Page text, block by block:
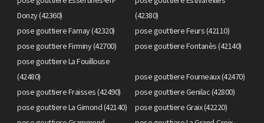
Donzy (42360)
(42380)
pose gouttiere Farnay (42320)
pose gouttiere Feurs (42110)
pose gouttiere Firminy (42700)
pose gouttiere Fontanès (42140)
pose gouttiere La Fouillouse
(42480)
pose gouttiere Fourneaux (42470)
pose gouttiere Fraisses (42490)
pose gouttiere Genilac (42800)
pose gouttiere La Gimond (42140)
pose gouttiere Graix (42220)